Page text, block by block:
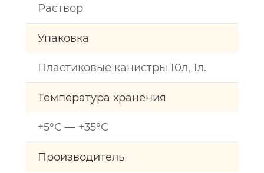
Раствор
Упаковка
Пластиковые канистры 10л, 1л.
Температура хранения
+5°С — +35°С
Производитель